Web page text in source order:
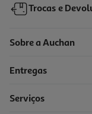
Trocas e
Sobre a Auchan
Entregas
Serviços